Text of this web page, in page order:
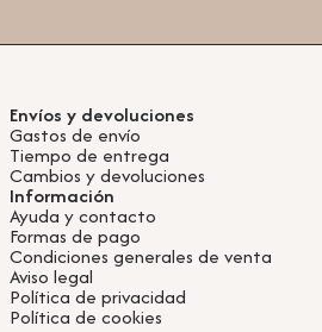
Envíos y devoluciones
Gastos de envío
Tiempo de entrega
Cambios y devoluciones
Información
Ayuda y contacto
Formas de pago
Condiciones generales de venta
Aviso legal
Política de privacidad
Política de cookies